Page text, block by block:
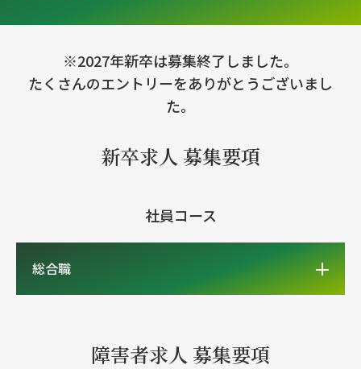
※2027年新卒は募集終了しました。
たくさんのエントリーをありがとうございまし
た。
新卒求人 募集要項
社員コース
総合職
障害者求人 募集要項